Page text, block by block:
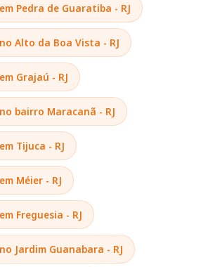
Pedra de Guaratiba - RJ
Alto da Boa Vista - RJ
Grajaú - RJ
bairro Maracanã - RJ
Tijuca - RJ
Méier - RJ
Freguesia - RJ
Jardim Guanabara - RJ